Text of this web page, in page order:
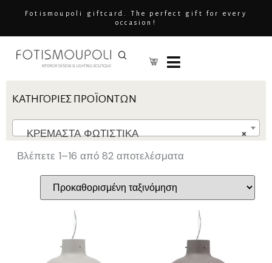
Fotismoupoli giftcard. The perfect gift for every
occasion!
ΚΑΤΗΓΟΡΊΕΣ ΠΡΟΪΌΝΤΩΝ
×
ΚΡΕΜΑΣΤΑ ΦΩΤΙΣΤΙΚΑ
Βλέπετε 1–16 από 82 αποτελέσματα